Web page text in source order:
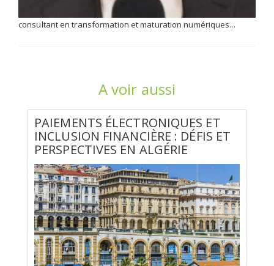
consultant en transformation et maturation numériques...
A voir aussi
PAIEMENTS ÉLECTRONIQUES ET
INCLUSION FINANCIÈRE : DÉFIS ET
PERSPECTIVES EN ALGÉRIE